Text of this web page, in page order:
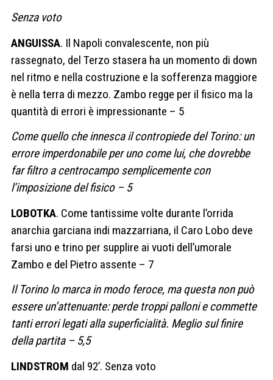
Senza voto
ANGUISSA. Il Napoli convalescente, non più
rassegnato, del Terzo stasera ha un momento di down
nel ritmo e nella costruzione e la sofferenza maggiore
è nella terra di mezzo. Zambo regge per il fisico ma la
quantità di errori è impressionante – 5
Come quello che innesca il contropiede del Torino: un
errore imperdonabile per uno come lui, che dovrebbe
far filtro a centrocampo semplicemente con
l’imposizione del fisico – 5
LOBOTKA. Come tantissime volte durante l’orrida
anarchia garciana indi mazzarriana, il Caro Lobo deve
farsi uno e trino per supplire ai vuoti dell’umorale
Zambo e del Pietro assente – 7
Il Torino lo marca in modo feroce, ma questa non può
essere un’attenuante: perde troppi palloni e commette
tanti errori legati alla superficialità. Meglio sul finire
della partita – 5,5
LINDSTROM dal 92’. Senza voto